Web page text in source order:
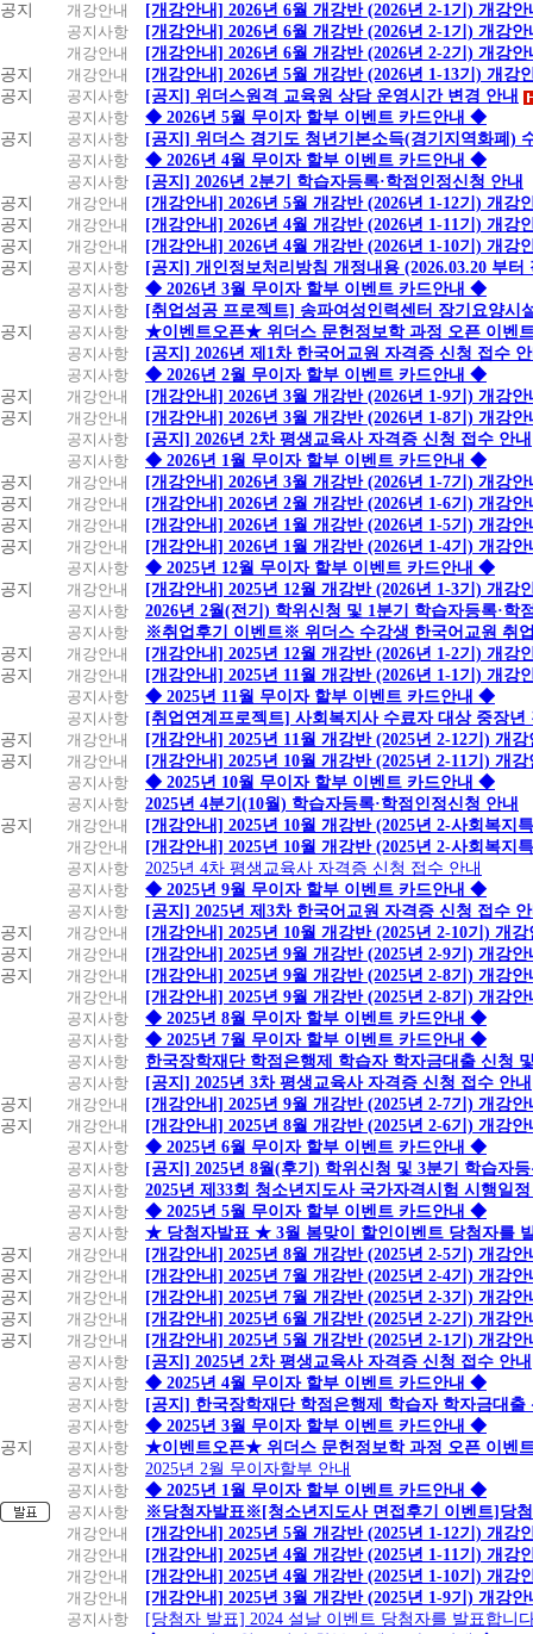
공지
개강안내
[개강안내] 2026년 6월 개강반 (2026년 2-1기) 개강안
공지사항
[개강안내] 2026년 6월 개강반 (2026년 2-1기) 개강안
개강안내
[개강안내] 2026년 6월 개강반 (2026년 2-2기) 개강안
공지
개강안내
[개강안내] 2026년 5월 개강반 (2026년 1-13기) 개강
공지
공지사항
[공지] 위더스원격 교육원 상담 운영시간 변경 안내
공지사항
◆ 2026년 5월 무이자 할부 이벤트 카드안내 ◆
공지
공지사항
[공지] 위더스 경기도 청년기본소득(경기지역화폐)
공지사항
◆ 2026년 4월 무이자 할부 이벤트 카드안내 ◆
공지사항
[공지] 2026년 2분기 학습자등록·학점인정신청 안내
공지
개강안내
[개강안내] 2026년 5월 개강반 (2026년 1-12기) 개강
공지
개강안내
[개강안내] 2026년 4월 개강반 (2026년 1-11기) 개강
공지
개강안내
[개강안내] 2026년 4월 개강반 (2026년 1-10기) 개강
공지
공지사항
[공지] 개인정보처리방침 개정내용 (2026.03.20 부터
공지사항
◆ 2026년 3월 무이자 할부 이벤트 카드안내 ◆
공지사항
[취업성공 프로젝트] 송파여성인력센터 장기요양시
공지
공지사항
★이벤트오픈★ 위더스 문헌정보학 과정 오픈 이벤
공지사항
[공지] 2026년 제1차 한국어교원 자격증 신청 접수
공지사항
◆ 2026년 2월 무이자 할부 이벤트 카드안내 ◆
공지
개강안내
[개강안내] 2026년 3월 개강반 (2026년 1-9기) 개강안
공지
개강안내
[개강안내] 2026년 3월 개강반 (2026년 1-8기) 개강안
공지사항
[공지] 2026년 2차 평생교육사 자격증 신청 접수 안내
공지사항
◆ 2026년 1월 무이자 할부 이벤트 카드안내 ◆
공지
개강안내
[개강안내] 2026년 3월 개강반 (2026년 1-7기) 개강안
공지
개강안내
[개강안내] 2026년 2월 개강반 (2026년 1-6기) 개강안
공지
개강안내
[개강안내] 2026년 1월 개강반 (2026년 1-5기) 개강안
공지
개강안내
[개강안내] 2026년 1월 개강반 (2026년 1-4기) 개강안
공지사항
◆ 2025년 12월 무이자 할부 이벤트 카드안내 ◆
공지
개강안내
[개강안내] 2025년 12월 개강반 (2026년 1-3기) 개강
공지사항
2026년 2월(전기) 학위신청 및 1분기 학습자등록·학
공지사항
※취업후기 이벤트※ 위더스 수강생 한국어교원 취
공지
개강안내
[개강안내] 2025년 12월 개강반 (2026년 1-2기) 개강
공지
개강안내
[개강안내] 2025년 11월 개강반 (2026년 1-1기) 개강
공지사항
◆ 2025년 11월 무이자 할부 이벤트 카드안내 ◆
공지사항
[취업연계프로젝트] 사회복지사 수료자 대상 중장
공지
개강안내
[개강안내] 2025년 11월 개강반 (2025년 2-12기) 개강
공지
개강안내
[개강안내] 2025년 10월 개강반 (2025년 2-11기) 개강
공지사항
◆ 2025년 10월 무이자 할부 이벤트 카드안내 ◆
공지사항
2025년 4분기(10월) 학습자등록·학점인정신청 안내
공지
개강안내
[개강안내] 2025년 10월 개강반 (2025년 2-사회복지
개강안내
[개강안내] 2025년 10월 개강반 (2025년 2-사회복지
공지사항
2025년 4차 평생교육사 자격증 신청 접수 안내
공지사항
◆ 2025년 9월 무이자 할부 이벤트 카드안내 ◆
공지사항
[공지] 2025년 제3차 한국어교원 자격증 신청 접수
공지
개강안내
[개강안내] 2025년 10월 개강반 (2025년 2-10기) 개강
공지
개강안내
[개강안내] 2025년 9월 개강반 (2025년 2-9기) 개강안
공지
개강안내
[개강안내] 2025년 9월 개강반 (2025년 2-8기) 개강안
개강안내
[개강안내] 2025년 9월 개강반 (2025년 2-8기) 개강안
공지사항
◆ 2025년 8월 무이자 할부 이벤트 카드안내 ◆
공지사항
◆ 2025년 7월 무이자 할부 이벤트 카드안내 ◆
공지사항
한국장학재단 학점은행제 학습자 학자금대출 신청
공지사항
[공지] 2025년 3차 평생교육사 자격증 신청 접수 안내
공지
개강안내
[개강안내] 2025년 9월 개강반 (2025년 2-7기) 개강안
공지
개강안내
[개강안내] 2025년 8월 개강반 (2025년 2-6기) 개강안
공지사항
◆ 2025년 6월 무이자 할부 이벤트 카드안내 ◆
공지사항
[공지] 2025년 8월(후기) 학위신청 및 3분기 학습자
공지사항
2025년 제33회 청소년지도사 국가자격시험 시행일
공지사항
◆ 2025년 5월 무이자 할부 이벤트 카드안내 ◆
공지사항
★ 당첨자발표 ★ 3월 봄맞이 할인이벤트 당첨자를
공지
개강안내
[개강안내] 2025년 8월 개강반 (2025년 2-5기) 개강안
공지
개강안내
[개강안내] 2025년 7월 개강반 (2025년 2-4기) 개강안
공지
개강안내
[개강안내] 2025년 7월 개강반 (2025년 2-3기) 개강안
공지
개강안내
[개강안내] 2025년 6월 개강반 (2025년 2-2기) 개강안
공지
개강안내
[개강안내] 2025년 5월 개강반 (2025년 2-1기) 개강안
공지사항
[공지] 2025년 2차 평생교육사 자격증 신청 접수 안내
공지사항
◆ 2025년 4월 무이자 할부 이벤트 카드안내 ◆
공지사항
[공지] 한국장학재단 학점은행제 학습자 학자금대출
공지사항
◆ 2025년 3월 무이자 할부 이벤트 카드안내 ◆
공지
공지사항
★이벤트오픈★ 위더스 문헌정보학 과정 오픈 이벤
공지사항
2025년 2월 무이자할부 안내
공지사항
◆ 2025년 1월 무이자 할부 이벤트 카드안내 ◆
공지사항
※당첨자발표※[청소년지도사 면접후기 이벤트]당
개강안내
[개강안내] 2025년 5월 개강반 (2025년 1-12기) 개강
개강안내
[개강안내] 2025년 4월 개강반 (2025년 1-11기) 개강
개강안내
[개강안내] 2025년 4월 개강반 (2025년 1-10기) 개강
개강안내
[개강안내] 2025년 3월 개강반 (2025년 1-9기) 개강안
공지사항
[당첨자 발표] 2024 설날 이벤트 당첨자를 발표합니